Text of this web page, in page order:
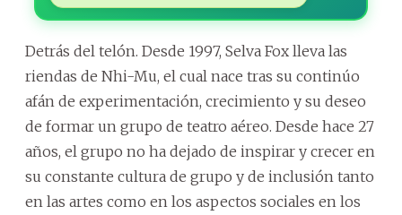
Detrás del telón. Desde 1997, Selva Fox lleva las
riendas de Nhi-Mu, el cual nace tras su continúo
afán de experimentación, crecimiento y su deseo
de formar un grupo de teatro aéreo. Desde hace 27
años, el grupo no ha dejado de inspirar y crecer en
su constante cultura de grupo y de inclusión tanto
en las artes como en los aspectos sociales en los